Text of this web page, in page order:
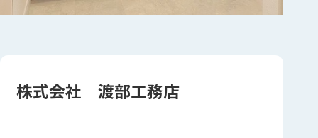
株式会社 渡部工務店